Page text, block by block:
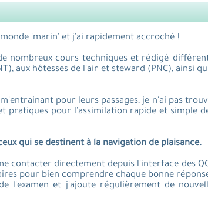
'marin' et j'ai rapidement accroché !
cours techniques et rédigé
aux hôtesses de l'air et steward (PNC), ainsi
pour leurs passages, je n'ai pas
pour l'assimilation rapide et simple
qui se destinent à la navigation de plaisance.
contacter directement depuis l'interface des
pour bien comprendre chaque bonne
l'examen et j'ajoute régulièrement de